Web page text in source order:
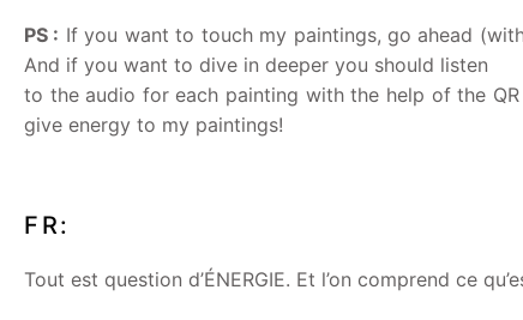
PS : If you want to touch my paintings, go ahead
And if you want to dive in deeper you should listen
to the audio for each painting with the help of the
give energy to my paintings!
FR:
Tout est question d’ÉNERGIE. Et l’on comprend ce